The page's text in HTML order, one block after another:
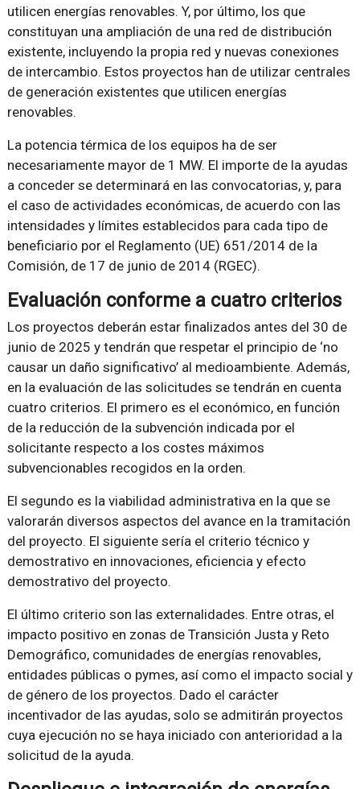
utilicen energías renovables. Y, por último, los que
constituyan una ampliación de una red de distribución
existente, incluyendo la propia red y nuevas conexiones
de intercambio. Estos proyectos han de utilizar centrales
de generación existentes que utilicen energías
renovables.
La potencia térmica de los equipos ha de ser
necesariamente mayor de 1 MW. El importe de la ayudas
a conceder se determinará en las convocatorias, y, para
el caso de actividades económicas, de acuerdo con las
intensidades y límites establecidos para cada tipo de
beneficiario por el Reglamento (UE) 651/2014 de la
Comisión, de 17 de junio de 2014 (RGEC).
Evaluación conforme a cuatro criterios
Los proyectos deberán estar finalizados antes del 30 de
junio de 2025 y tendrán que respetar el principio de ‘no
causar un daño significativo’ al medioambiente. Además,
en la evaluación de las solicitudes se tendrán en cuenta
cuatro criterios. El primero es el económico, en función
de la reducción de la subvención indicada por el
solicitante respecto a los costes máximos
subvencionables recogidos en la orden.
El segundo es la viabilidad administrativa en la que se
valorarán diversos aspectos del avance en la tramitación
del proyecto. El siguiente sería el criterio técnico y
demostrativo en innovaciones, eficiencia y efecto
demostrativo del proyecto.
El último criterio son las externalidades. Entre otras, el
impacto positivo en zonas de Transición Justa y Reto
Demográfico, comunidades de energías renovables,
entidades públicas o pymes, así como el impacto social y
de género de los proyectos. Dado el carácter
incentivador de las ayudas, solo se admitirán proyectos
cuya ejecución no se haya iniciado con anterioridad a la
solicitud de la ayuda.